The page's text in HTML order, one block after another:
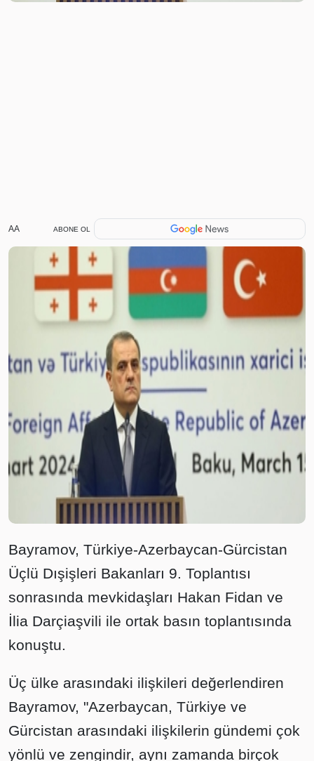
AA ABONE OL
Bayramov, Türkiye-Azerbaycan-Gürcistan
Üçlü Dışişleri Bakanları 9. Toplantısı
sonrasında mevkidaşları Hakan Fidan ve
İlia Darçiaşvili ile ortak basın toplantısında
konuştu.
Üç ülke arasındaki ilişkileri değerlendiren
Bayramov, "Azerbaycan, Türkiye ve
Gürcistan arasındaki ilişkilerin gündemi çok
yönlü ve zengindir, aynı zamanda birçok